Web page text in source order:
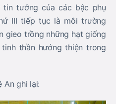
tin tưởng của các bậc phụ
III tiếp tục là môi trường
gieo trồng những hạt giống
thần hướng thiện trong
An ghi lại: